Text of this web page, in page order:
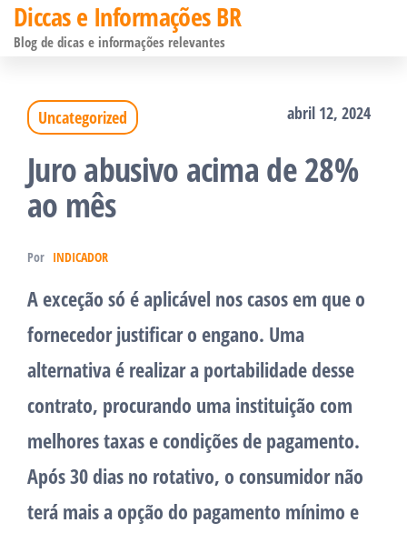
Pular
para
conteúdo
Diccas e Informações BR
Blog de dicas e informações relevantes
Uncategorized abril 12, 2024
Juro abusivo acima de 28%
ao mês
Por INDICADOR
A exceção só é aplicável nos casos em que o
fornecedor justificar o engano. Uma
alternativa é realizar a portabilidade desse
contrato, procurando uma instituição com
melhores taxas e condições de pagamento.
Após 30 dias no rotativo, o consumidor não
terá mais a opção do pagamento mínimo e